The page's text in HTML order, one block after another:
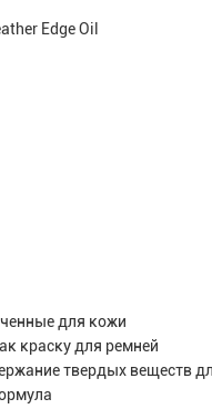
Edge Oil
для кожи
краску для ремней
твердых веществ